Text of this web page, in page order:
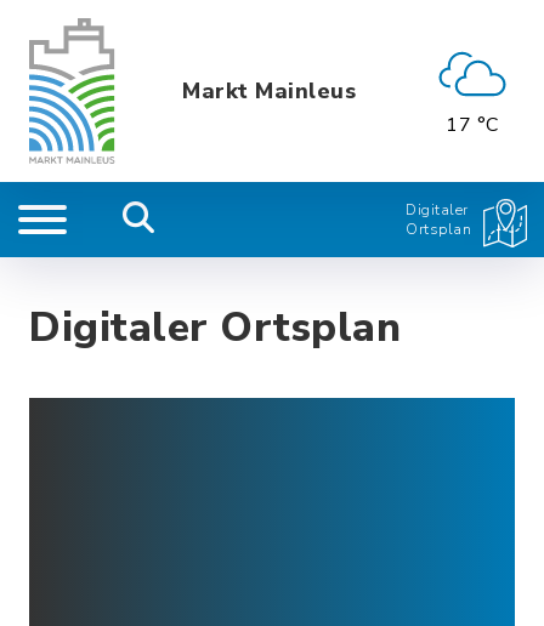
Markt Mainleus
17 °C
Digitaler
Ortsplan
Digitaler Ortsplan